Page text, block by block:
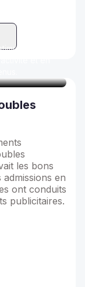
la
les bons
en
ont conduits
publicitaires.